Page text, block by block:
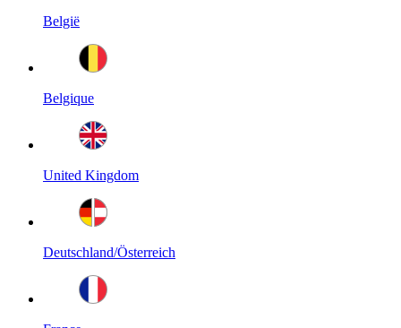
België
Belgique
United Kingdom
Deutschland/Österreich